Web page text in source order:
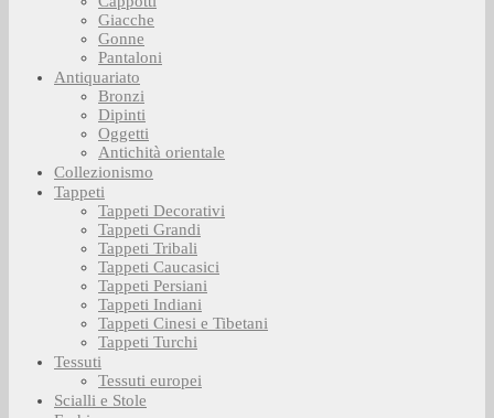
Giacche
Gonne
Pantaloni
Antiquariato
Bronzi
Dipinti
Oggetti
Antichità orientale
Collezionismo
Tappeti
Tappeti Decorativi
Tappeti Grandi
Tappeti Tribali
Tappeti Caucasici
Tappeti Persiani
Tappeti Indiani
Tappeti Cinesi e Tibetani
Tappeti Turchi
Tessuti
Tessuti europei
Scialli e Stole